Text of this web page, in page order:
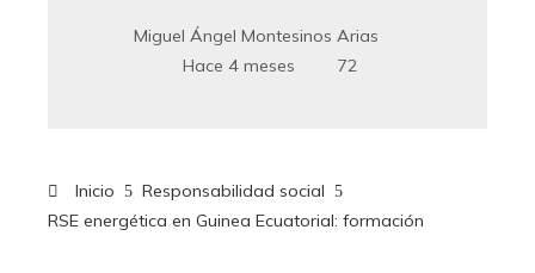
Miguel Ángel Montesinos Arias
Hace 4 meses
72
Inicio
Responsabilidad social
RSE energética en Guinea Ecuatorial: formación